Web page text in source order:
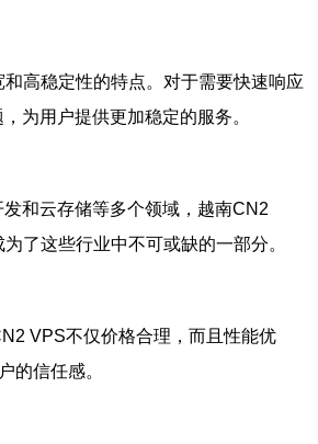
高稳定性的特点。对于需要快速响应
为用户提供更加稳定的服务。
和云存储等多个领域，越南CN2
了这些行业中不可或缺的一部分。
VPS不仅价格合理，而且性能优
的信任感。